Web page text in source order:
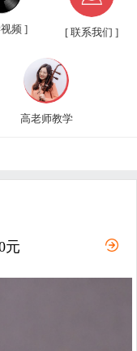
频 ] [ 联系我们 ]
高老师教学
...
应...
元